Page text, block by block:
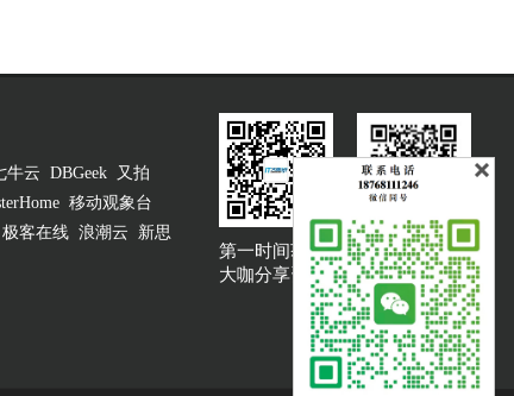
牛云 DBGeek
又拍
移动观象台
极客在线 浪潮云
新思
第一时间获取
大咖分享资讯
大咖说吐槽客服